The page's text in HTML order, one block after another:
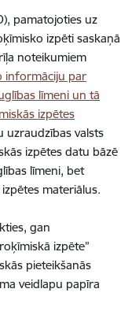
pamatojoties uz
izpēti saskaņā
noteikumiem
informāciju par
līmeni un tā
izpētes
uzraudzības valsts
izpētes datu bāzē
līmeni, bet
materiālus.
gan
izpēte”
pieteikšanās
veidlapu papīra